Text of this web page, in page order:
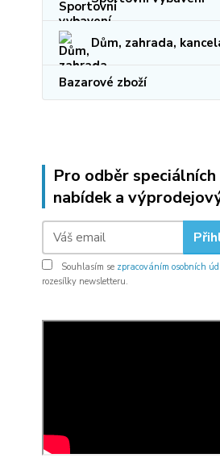
Dům, zahrada,
Bazarové zboží
Pro odběr speciálních
nabídek a
Souhlasím se zpracováním osobních
rozesílky newsletteru.